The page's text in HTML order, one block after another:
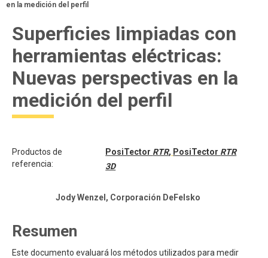
en la medición del perfil
Superficies limpiadas con
herramientas eléctricas:
Nuevas perspectivas en la
medición del perfil
Productos de
referencia:
PosiTector RTR, PosiTector RTR
3D
Jody Wenzel, Corporación DeFelsko
Resumen
Este documento evaluará los métodos utilizados para medir